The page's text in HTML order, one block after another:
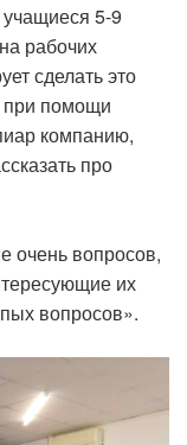
5-9
рабочих
сделать это
при помощи
компанию,
про
очень вопросов,
их
вопросов».